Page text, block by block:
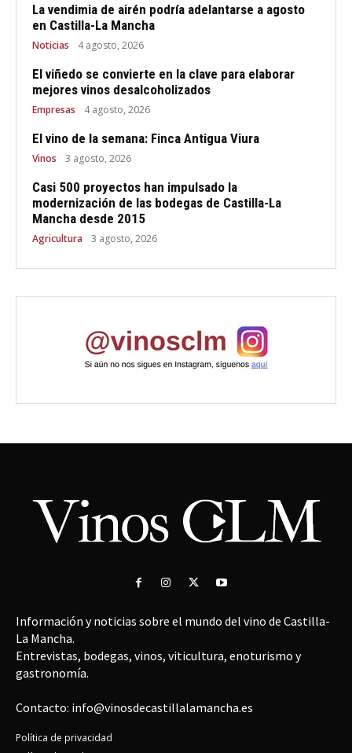
La vendimia de airén podría adelantarse a agosto
en Castilla-La Mancha
Noticias 4 agosto, 2026
El viñedo se convierte en la clave para elaborar
mejores vinos desalcoholizados
Empresas 4 agosto, 2026
El vino de la semana: Finca Antigua Viura
Vinos 3 agosto, 2026
Casi 500 proyectos han impulsado la
modernización de las bodegas de Castilla-La
Mancha desde 2015
Agricultura 3 agosto, 2026
Información y noticias sobre el mundo del vino de Castilla-
La Mancha.
Entrevistas, bodegas, vinos, viticultura, enoturismo y
gastronomía.
Contacto: info@vinosdecastillalamancha.es
Política de privacidad